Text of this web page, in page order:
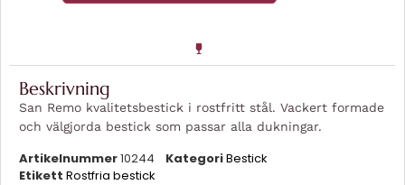
Beskrivning
San Remo kvalitetsbestick i rostfritt stål. Vackert formade
och välgjorda bestick som passar alla dukningar.
Artikelnummer10244 KategoriBestick
Etikett Rostfria bestick